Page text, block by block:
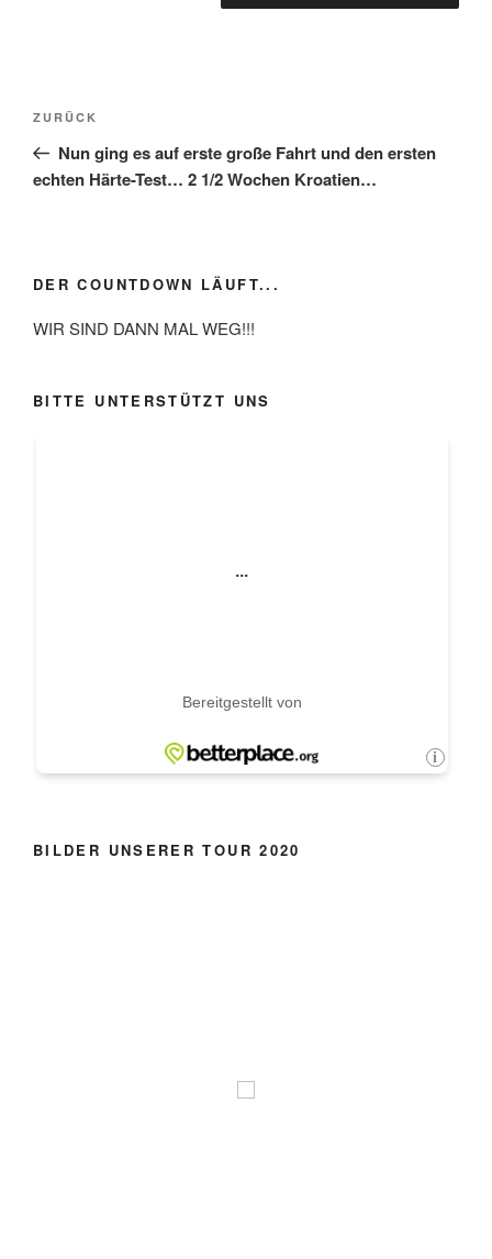
Beitragsnavigation
Vorheriger
Beitrag
ZURÜCK
Nun ging es auf erste große Fahrt und den ersten
echten Härte-Test… 2 1/2 Wochen Kroatien…
DER COUNTDOWN LÄUFT...
WIR SIND DANN MAL WEG!!!
BITTE UNTERSTÜTZT UNS
BILDER UNSERER TOUR 2020